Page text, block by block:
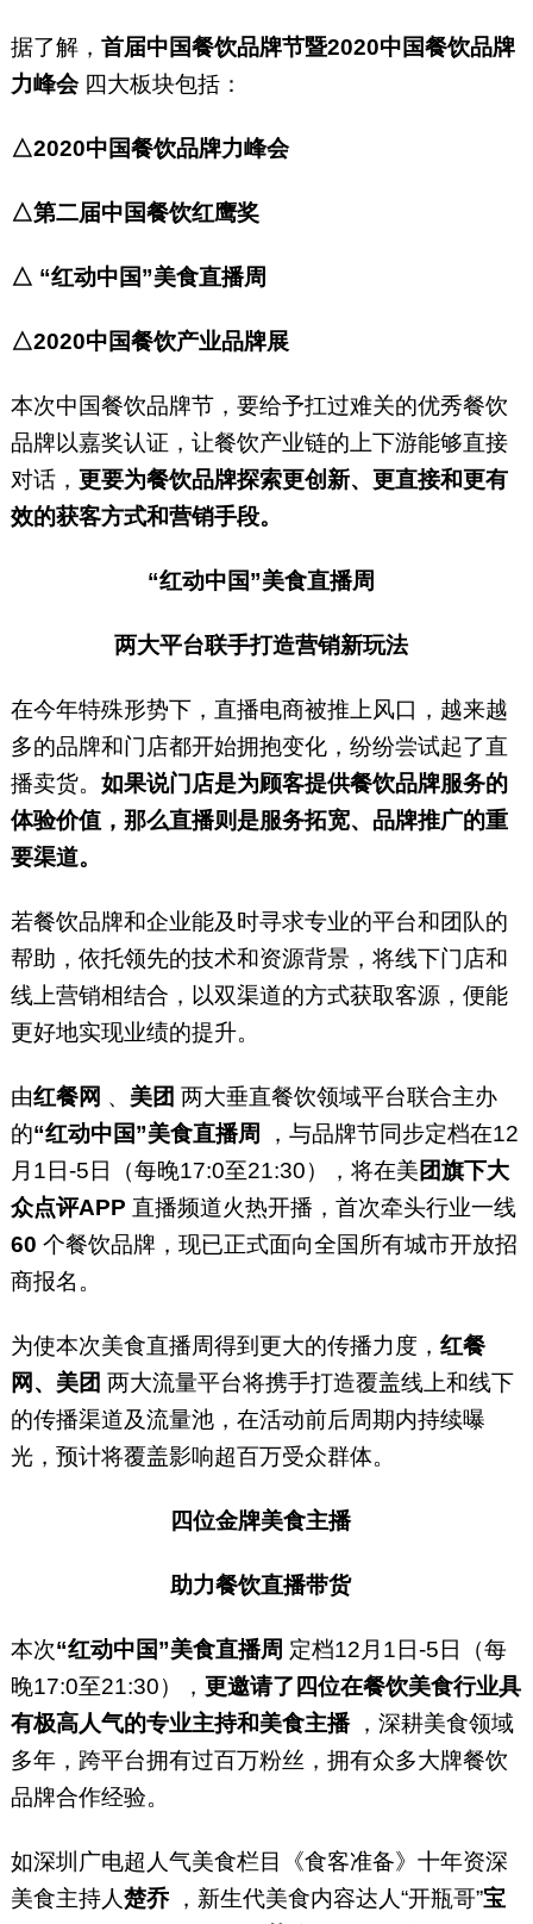
据了解， 首届中国餐饮品牌节暨2020中国餐饮品牌
力峰会 四大板块包括：
△2020中国餐饮品牌力峰会
△第二届中国餐饮红鹰奖
△ “红动中国”美食直播周
△2020中国餐饮产业品牌展
本次中国餐饮品牌节，要给予扛过难关的优秀餐饮
品牌以嘉奖认证，让餐饮产业链的上下游能够直接
对话， 更要为餐饮品牌探索更创新、更直接和更有
效的获客方式和营销手段。
“红动中国”美食直播周
两大平台联手打造营销新玩法
在今年特殊形势下，直播电商被推上风口，越来越
多的品牌和门店都开始拥抱变化，纷纷尝试起了直
播卖货。 如果说门店是为顾客提供餐饮品牌服务的
体验价值，那么直播则是服务拓宽、品牌推广的重
要渠道。
若餐饮品牌和企业能及时寻求专业的平台和团队的
帮助，依托领先的技术和资源背景，将线下门店和
线上营销相结合，以双渠道的方式获取客源，便能
更好地实现业绩的提升。
由红餐网 、 美团 两大垂直餐饮领域平台联合主办
的“红动中国”美食直播周
，与品牌节同步定档在12
月1日-5日（每晚17:0至21:30），将在美团旗下大
众点评APP 直播频道火热开播，首次牵头行业一线
60 个餐饮品牌，现已正式面向全国所有城市开放招
商报名。
为使本次美食直播周得到更大的传播力度， 红餐
网、美团 两大流量平台将携手打造覆盖线上和线下
的传播渠道及流量池，在活动前后周期内持续曝
光，预计将覆盖影响超百万受众群体。
四位金牌美食主播
助力餐饮直播带货
本次“红动中国”美食直播周 定档12月1日-5日（每
晚17:0至21:30）， 更邀请了四位在餐饮美食行业具
有极高人气的专业主持和美食主播 ，深耕美食领域
多年，跨平台拥有过百万粉丝，拥有众多大牌餐饮
品牌合作经验。
如深圳广电超人气美食栏目《食客准备》十年资深
美食主持人楚乔 ，新生代美食内容达人“开瓶哥”宝